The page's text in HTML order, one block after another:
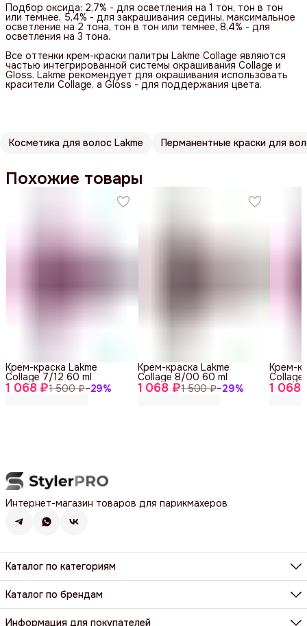
Подбор оксида: 2,7% - для осветления на 1 тон, тон в тон
или темнее, 5,4% - для закрашивания седины, максимальное
осветление на 2 тона, тон в тон или темнее, 8,4% - для
осветления на 3 тона.
Все оттенки крем-краски палитры Lakme Collage являются
частью интегрированной системы окрашивания Collage и
Gloss. Lakme рекомендует для окрашивания использовать
красители Collage, а Gloss - для поддержания цвета.
Косметика для волос Lakme Перманентные краски для
Похожие товары
1 068 ₽1 500 ₽−29%
Крем-краска Lakme
Collage 7/12 60 ml
1 068 ₽1 500 ₽−29%
Крем-краска Lakme
Collage 8/00 60 ml
1 068
Крем-
Интернет-магазин товаров для парикмахеров
Каталог по категориям
Фены, фен-щетки, аксессуары
Машинки, триммеры, шейверы
Щипцы, плойки, стайлеры
Парикмахерские ножницы и бритвы
Каталог по брендам
BaByliss Pro
Dewal
Информация для покупателей